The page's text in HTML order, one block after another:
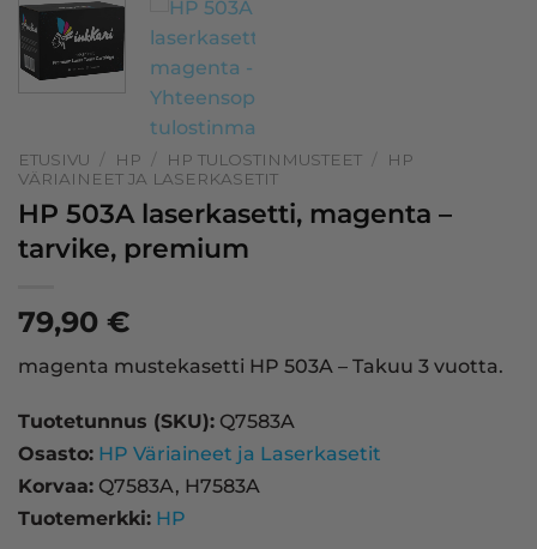
ETUSIVU / HP / HP TULOSTINMUSTEET /
HP
VÄRIAINEET JA LASERKASETIT
HP 503A laserkasetti, magenta –
tarvike, premium
79,90 €
magenta mustekasetti HP 503A – Takuu 3 vuotta.
Tuotetunnus (SKU): Q7583A
Osasto: HP Väriaineet ja Laserkasetit
Korvaa: Q7583A, H7583A
Tuotemerkki: HP